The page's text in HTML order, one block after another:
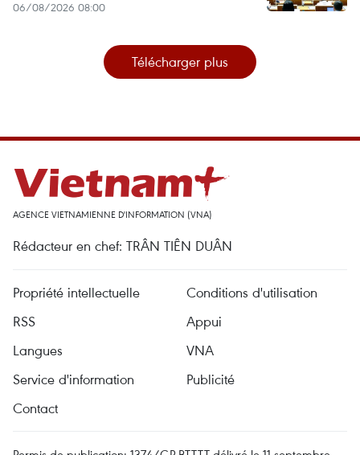
06/08/2026 08:00
Télécharger plus
AGENCE VIETNAMIENNE D'INFORMATION (VNA)
Rédacteur en chef: TRÂN TIÊN DUÂN
Propriété intellectuelle
Conditions d'utilisation
RSS
Appui
Langues
VNA
Service d'information
Publicité
Contact